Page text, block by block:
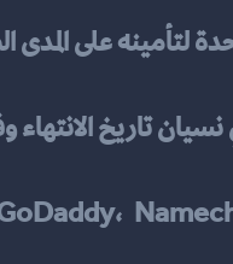
لتأمينه على المدى
تاريخ